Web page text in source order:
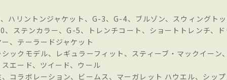
ハリントンジャケット、G-3、G-4、ブルゾン、スウィングトッ
、ステンカラー、G-5、トレンチコート、ショートトレンチ、ド
ー、テーラードジャケット
シックモデル、レギュラーフィット、スティーブ・マックイーン
スエード、ツイード、ウール
、コラボレーション、ビームス、マーガレット ハウエル、シップ